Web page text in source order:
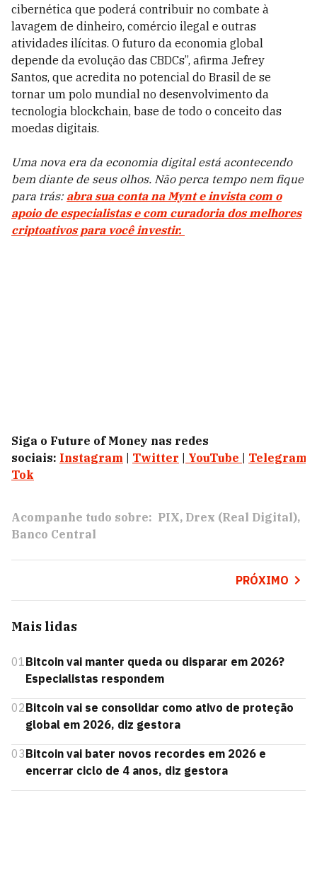
cibernética que poderá contribuir no combate à
lavagem de dinheiro, comércio ilegal e outras
atividades ilícitas. O futuro da economia global
depende da evolução das CBDCs”, afirma Jefrey
Santos, que acredita no potencial do Brasil de se
tornar um polo mundial no desenvolvimento da
tecnologia blockchain, base de todo o conceito das
moedas digitais.
Uma nova era da economia digital está acontecendo
bem diante de seus olhos. Não perca tempo nem fique
para trás: abra sua conta na Mynt e invista com o
apoio de especialistas e com curadoria dos melhores
criptoativos para você investir.
Siga o Future of Money nas redes
sociais: Instagram Twitter YouTube Telegram
Tok
Acompanhe tudo sobre: PIX Drex (Real Digital)
Banco Central
PRÓXIMO
Mais lidas
01Bitcoin vai manter queda ou disparar em 2026?
Especialistas respondem
02Bitcoin vai se consolidar como ativo de proteção
global em 2026, diz gestora
03Bitcoin vai bater novos recordes em 2026 e
encerrar ciclo de 4 anos, diz gestora